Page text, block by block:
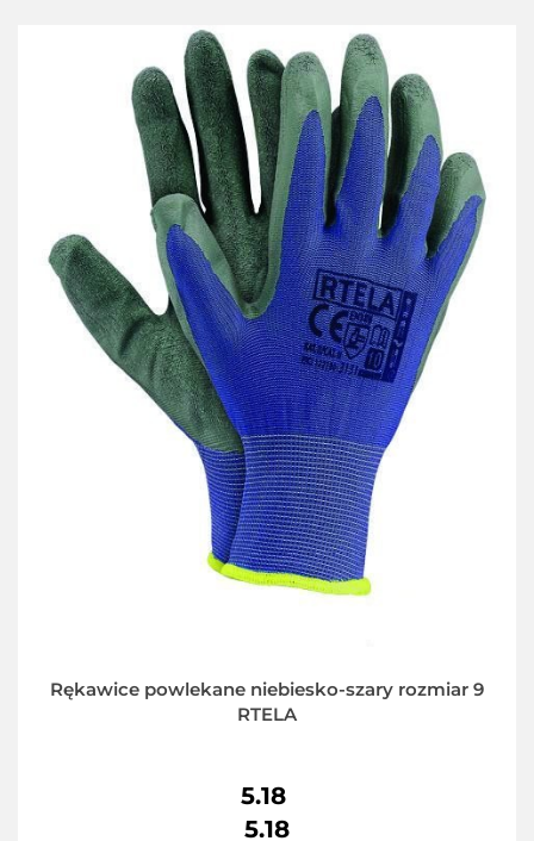
Rękawice powlekane niebiesko-szary rozmiar 9
RTELA
5.18
5.18